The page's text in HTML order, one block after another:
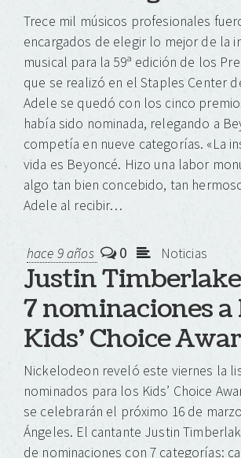
Trece mil músicos profesionales
encargados de elegir lo mejor de la
musical para la 59ª edición de los
que se realizó en el Staples Center
Adele se quedó con los cinco
había sido nominada, relegando a
competía en nueve categorías. «La
vida es Beyoncé. Hizo una labor
algo tan bien concebido, tan
Adele al recibir…
hace 9 años 0 Noticias
Justin
7 nominaciones a
Kids’ Choice
Nickelodeon reveló este viernes la
nominados para los Kids’ Choice
se celebrarán el próximo 16 de
Ángeles. El cantante Justin
de nominaciones con 7 categorías: